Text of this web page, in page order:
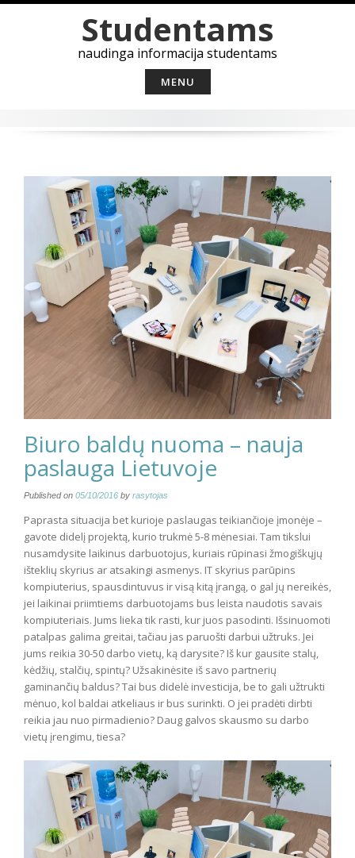
Studentams
naudinga informacija studentams
MENU
Biuro baldų nuoma – nauja
paslauga Lietuvoje
Published on 05/10/2016 by rasytojas
Paprasta situacija bet kurioje paslaugas teikiančioje įmonėje –
gavote didelį projektą, kurio trukmė 5-8 mėnesiai. Tam tikslui
nusamdysite laikinus darbuotojus, kuriais rūpinasi žmogiškųjų
išteklių skyrius ar atsakingi asmenys. IT skyrius parūpins
kompiuterius, spausdintuvus ir visą kitą įrangą, o gal jų nereikės,
jei laikinai priimtiems darbuotojams bus leista naudotis savais
kompiuteriais. Jums lieka tik rasti, kur juos pasodinti. Išsinuomoti
patalpas galima greitai, tačiau jas paruošti darbui užtruks. Jei
jums reikia 30-50 darbo vietų, ką darysite? Iš kur gausite stalų,
kėdžių, stalčių, spintų? Užsakinėsite iš savo partnerių
gaminančių baldus? Tai bus didelė investicija, be to gali užtrukti
mėnuo, kol baldai atkeliaus ir bus surinkti. O jei pradėti dirbti
reikia jau nuo pirmadienio? Daug galvos skausmo su darbo
vietų įrengimu, tiesa?